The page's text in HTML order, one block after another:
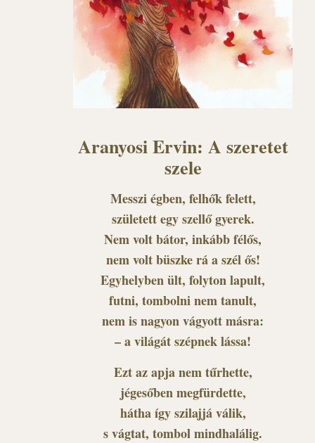
Aranyosi Ervin: A szeretet
szele
Messzi égben, felhők felett,
született egy szellő gyerek.
Nem volt bátor, inkább félős,
nem volt büszke rá a szél ős!
Egyhelyben ült, folyton lapult,
futni, tombolni nem tanult,
nem is nagyon vágyott másra:
– a világát szépnek lássa!
Ezt az apja nem tűrhette,
jégesőben megfürdette,
hátha így szilajjá válik,
s vágtat, tombol mindhalálig.